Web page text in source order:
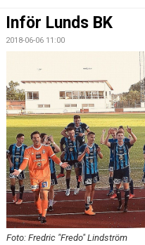
MATCHER
Inför Lunds BK
2018-06-06 11:00
Foto: Fredric "Fredo" Lindström